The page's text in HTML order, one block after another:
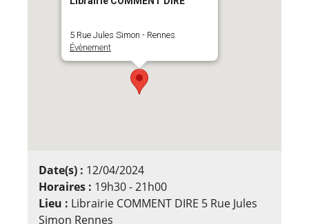
5 Rue Jules Simon - Rennes
Évènement
Date(s) : 12/04/2024
Horaires : 19h30 - 21h00
Lieu : Librairie COMMENT DIRE 5 Rue Jules
Simon Rennes